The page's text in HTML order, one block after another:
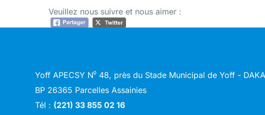
Veuillez nous suivre et nous aimer :
Yoff APECSY N⁰ 48, près du Stade Municipal de Yoff -
BP 26365 Parcelles Assainies
Tél : (221) 33 855 02 16